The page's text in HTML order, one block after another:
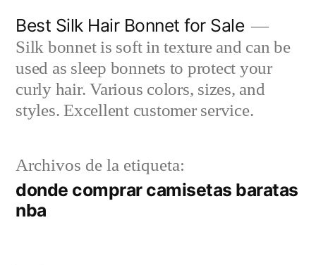
contenido
Best Silk Hair Bonnet for Sale
Silk bonnet is soft in texture and can be
used as sleep bonnets to protect your
curly hair. Various colors, sizes, and
styles. Excellent customer service.
Archivos de la etiqueta:
donde comprar camisetas baratas
nba